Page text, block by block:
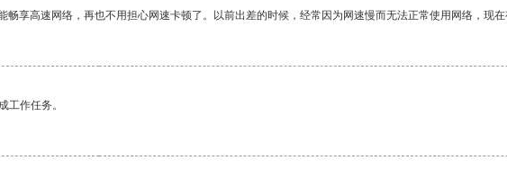
享高速网络，再也不用担心网速卡顿了。以前出差的时候，经常因为网速慢而无法正常使用网络，现在
工作任务。